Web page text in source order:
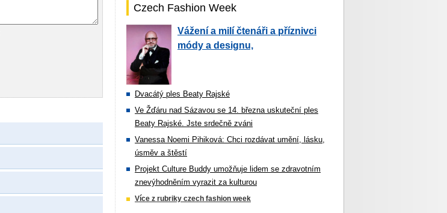
Czech Fashion Week
Vážení a milí čtenáři a příznivci
módy a designu,
Dvacátý ples Beaty Rajské
Ve Žďáru nad Sázavou se 14. března uskuteční ples
Beaty Rajské. Jste srdečně zváni
Vanessa Noemi Pihiková: Chci rozdávat umění, lásku,
úsměv a štěstí
Projekt Culture Buddy umožňuje lidem se zdravotním
znevýhodněním vyrazit za kulturou
Více z rubriky czech fashion week